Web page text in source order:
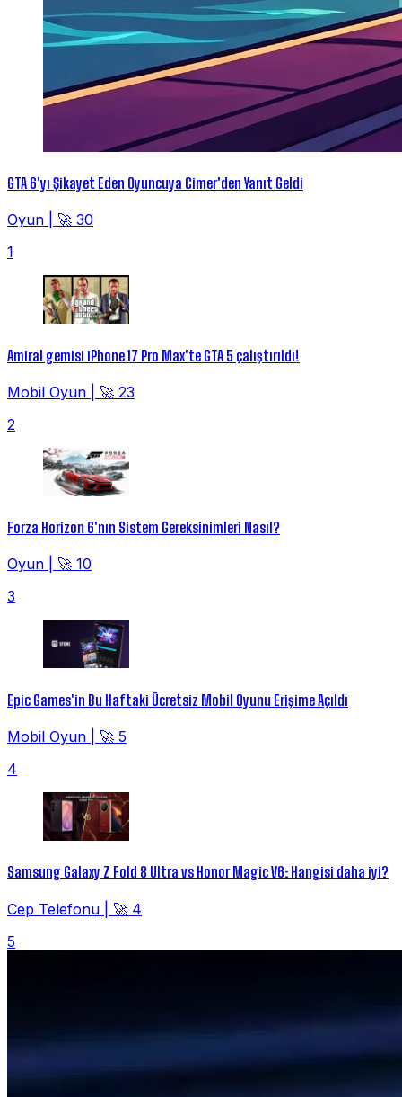
GTA 6'yı Şikayet Eden Oyuncuya Cimer'den Yanıt Geldi
Oyun
🚀 30
1
Amiral gemisi iPhone 17 Pro Max'te GTA 5 çalıştırıldı!
Mobil Oyun
🚀 23
2
Forza Horizon 6'nın Sistem Gereksinimleri Nasıl?
Oyun
🚀 10
3
Epic Games'in Bu Haftaki Ücretsiz Mobil Oyunu Erişime Açıldı
Mobil Oyun
🚀 5
4
Samsung Galaxy Z Fold 8 Ultra vs Honor Magic V6: Hangisi daha iyi?
Cep Telefonu
🚀 4
5